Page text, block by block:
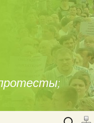
Найти: